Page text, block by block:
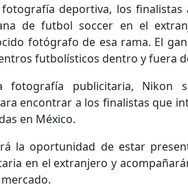
deportiva, los
de futbol soccer en el
fotógrafo de esa rama. El
futbolísticos dentro y fuera
fotografía publicitaria, Nikon
encontrar a los finalistas que
en México.
la oportunidad de estar
en el extranjero y